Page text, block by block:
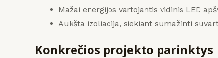
Mažai energijos vartojantis vidinis LED
Aukšta izoliacija, siekiant sumažinti
Konkrečios projekto parinktys